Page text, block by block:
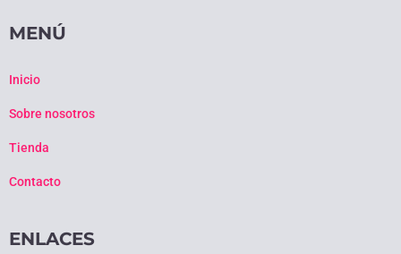
MENÚ
Inicio
Sobre nosotros
Tienda
Contacto
ENLACES